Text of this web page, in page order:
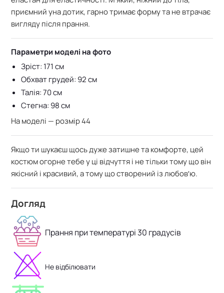
приємний уна дотик, гарно тримає форму та не втрачає
вигляду після прання.
Параметри моделі на фото
Зріст: 171 см
Обхват грудей: 92 см
Талія: 70 см
Стегна: 98 см
На моделі — розмір 44
Якщо ти шукаєш щось дуже затишне та комфорте, цей
костюм огорне тебе у ці відчуття і не тільки тому що він
якісний і красивий, а тому що створений із любовʼю.
Догляд
Прання при температурі 30 градусів
Не відбілювати